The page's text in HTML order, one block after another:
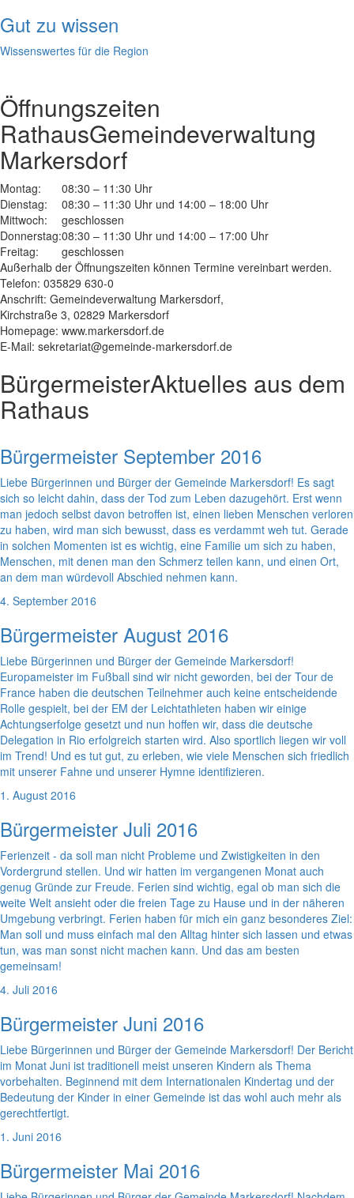
Gut zu wissen
Wissenswertes für die Region
Öffnungszeiten
RathausGemeindeverwaltung
Markersdorf
Montag:
08:30 – 11:30 Uhr
Dienstag:
08:30 – 11:30 Uhr und 14:00 – 18:00 Uhr
Mittwoch:
geschlossen
Donnerstag:08:30 – 11:30 Uhr und 14:00 – 17:00 Uhr
Freitag:
geschlossen
Außerhalb der Öffnungszeiten können Termine vereinbart werden.
Telefon: 035829 630-0
Anschrift: Gemeindeverwaltung Markersdorf,
Kirchstraße 3, 02829 Markersdorf
Homepage: www.markersdorf.de
E-Mail: sekretariat@gemeinde-markersdorf.de
BürgermeisterAktuelles aus dem
Rathaus
Bürgermeister September 2016
Liebe Bürgerinnen und Bürger der Gemeinde Markersdorf! Es sagt
sich so leicht dahin, dass der Tod zum Leben dazugehört. Erst wenn
man jedoch selbst davon betroffen ist, einen lieben Menschen verloren
zu haben, wird man sich bewusst, dass es verdammt weh tut. Gerade
in solchen Momenten ist es wichtig, eine Familie um sich zu haben,
Menschen, mit denen man den Schmerz teilen kann, und einen Ort,
an dem man würdevoll Abschied nehmen kann.
4. September 2016
Bürgermeister August 2016
Liebe Bürgerinnen und Bürger der Gemeinde Markersdorf!
Europameister im Fußball sind wir nicht geworden, bei der Tour de
France haben die deutschen Teilnehmer auch keine entscheidende
Rolle gespielt, bei der EM der Leichtathleten haben wir einige
Achtungserfolge gesetzt und nun hoffen wir, dass die deutsche
Delegation in Rio erfolgreich starten wird. Also sportlich liegen wir voll
im Trend! Und es tut gut, zu erleben, wie viele Menschen sich friedlich
mit unserer Fahne und unserer Hymne identifizieren.
1. August 2016
Bürgermeister Juli 2016
Ferienzeit - da soll man nicht Probleme und Zwistigkeiten in den
Vordergrund stellen. Und wir hatten im vergangenen Monat auch
genug Gründe zur Freude. Ferien sind wichtig, egal ob man sich die
weite Welt ansieht oder die freien Tage zu Hause und in der näheren
Umgebung verbringt. Ferien haben für mich ein ganz besonderes Ziel:
Man soll und muss einfach mal den Alltag hinter sich lassen und etwas
tun, was man sonst nicht machen kann. Und das am besten
gemeinsam!
4. Juli 2016
Bürgermeister Juni 2016
Liebe Bürgerinnen und Bürger der Gemeinde Markersdorf! Der Bericht
im Monat Juni ist traditionell meist unseren Kindern als Thema
vorbehalten. Beginnend mit dem Internationalen Kindertag und der
Bedeutung der Kinder in einer Gemeinde ist das wohl auch mehr als
gerechtfertigt.
1. Juni 2016
Bürgermeister Mai 2016